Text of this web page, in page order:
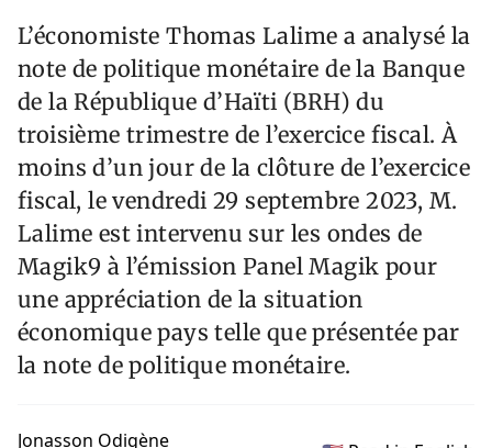
L’économiste Thomas Lalime a analysé la
note de politique monétaire de la Banque
de la République d’Haïti (BRH) du
troisième trimestre de l’exercice fiscal. À
moins d’un jour de la clôture de l’exercice
fiscal, le vendredi 29 septembre 2023, M.
Lalime est intervenu sur les ondes de
Magik9 à l’émission Panel Magik pour
une appréciation de la situation
économique pays telle que présentée par
la note de politique monétaire.
Jonasson Odigène